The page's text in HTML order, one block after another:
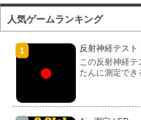
人気ゲームランキング
反射神経テスト
この反射神経
たんに測定でき